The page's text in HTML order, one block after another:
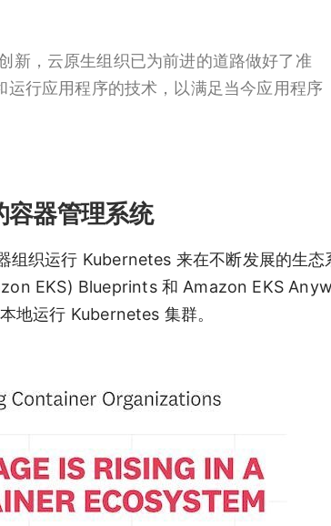
新，云原生组织已为前进的道路做好了准
行应用程序的技术，以满足当今应用程序
器管理系统
织运行 Kubernetes 来在不断发展的生态
EKS) Blueprints 和 Amazon EKS
地运行 Kubernetes 集群。